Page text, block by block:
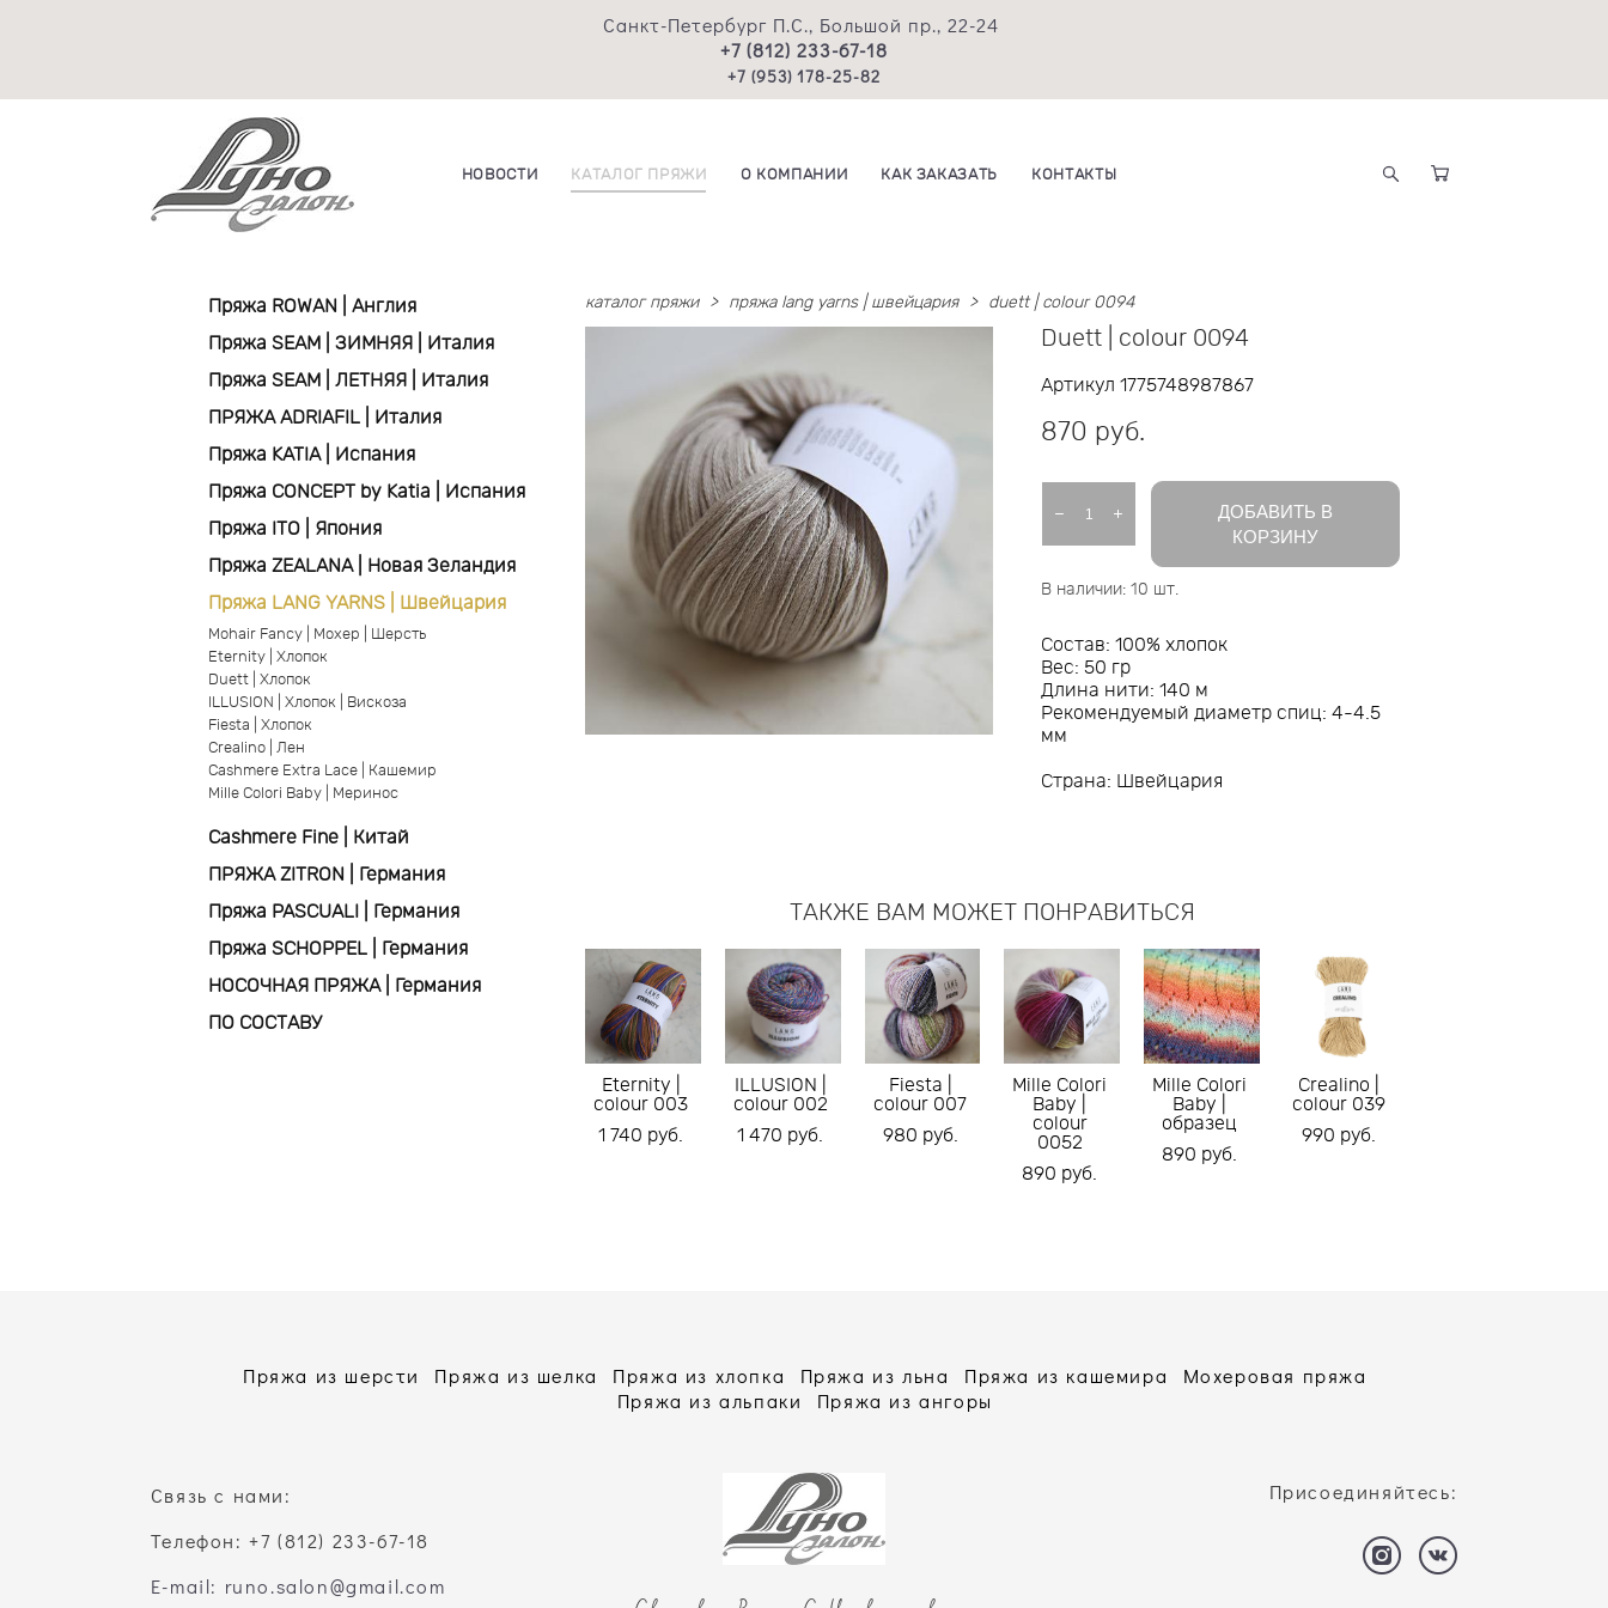
Санкт-Петербург П.С., Большой пр., 22-24
+7 (812) 233-67-18
+7 (953) 178-25-82
НОВОСТИ КАТАЛОГ ПРЯЖИ О КОМПАНИИ КАК ЗАКАЗАТЬ КОНТАКТЫ
Пряжа ROWAN | Англия
Пряжа SEAM | ЗИМНЯЯ | Италия
Пряжа SEAM | ЛЕТНЯЯ | Италия
ПРЯЖА ADRIAFIL | Италия
Пряжа KATIA | Испания
Пряжа CONCEPT by Katia | Испания
Пряжа ITO | Япония
Пряжа ZEALANA | Новая Зеландия
Пряжа LANG YARNS | Швейцария
Mohair Fancy | Мохер | Шерсть
Eternity | Хлопок
Duett | Хлопок
ILLUSION | Хлопок | Вискоза
Fiesta | Хлопок
Crealino | Лен
Cashmere Extra Lace | Кашемир
Mille Colori Baby | Меринос
Cashmere Fine | Китай
ПРЯЖА ZITRON | Германия
Пряжа PASCUALI | Германия
Пряжа SCHOPPEL | Германия
НОСОЧНАЯ ПРЯЖА | Германия
ПО СОСТАВУ
каталог пряжи > пряжа lang yarns | швейцария > duett | colour 0094
Duett | colour 0094
Артикул 1775748987867
870 pуб.
В наличии:10 шт.
ДОБАВИТЬ В
КОРЗИНУ
Состав: 100% хлопок
Вес: 50 гр
Длина нити: 140 м
Рекомендуемый диаметр спиц: 4-4.5
мм
Страна: Швейцария
ТАКЖЕ ВАМ МОЖЕТ ПОНРАВИТЬСЯ
Eternity |
colour 003
1 740 pуб.
ILLUSION |
colour 002
1 470 pуб.
Fiesta |
colour 007
980 pуб.
Mille Colori
Baby |
colour
0052
890 pуб.
Mille Colori
Baby |
образец
890 pуб.
Crealino |
colour 039
990 pуб.
Пряжа из шерсти Пряжа из шелка Пряжа из хлопка Пряжа из льна Пряжа из кашемира
Мохеровая пряжа
Пряжа из альпаки
Пряжа из ангоры
Связь с нами:
Телефон: +7 (812) 233-67-18
E-mail: runo.salon@gmail.com
Присоединяйтесь: